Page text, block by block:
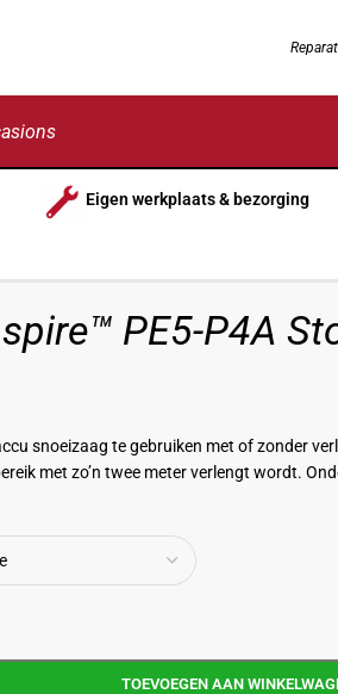
Eigen werkplaats & bezorging
PE5-P4A
snoeizaag te gebruiken met of zonder
met zo’n twee meter verlengt wordt.
TOEVOEGEN AAN